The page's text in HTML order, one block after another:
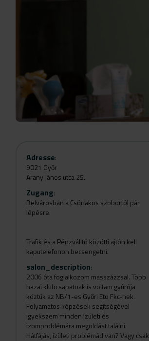
Adresse:
9021 Győr
Arany János utca 25.
Zugang:
Belvárosban a Csónakos szobortól pár
lépésre.
Trafik és a Pénzválltó közötti ajtón kell
kaputelefonon becsengetni.
salon_description:
2006 óta foglalkozom masszázzsal. Több
hazai klubcsapatnak is voltam gyúrója
köztük az NB/1-es Győri Eto Fkc-nek.
Folyamatos képzések segítségével
igyekszem minden ízületi és
izomproblémára megoldást találni.
Hátfájás, ízületi problémád van? Vagy csak